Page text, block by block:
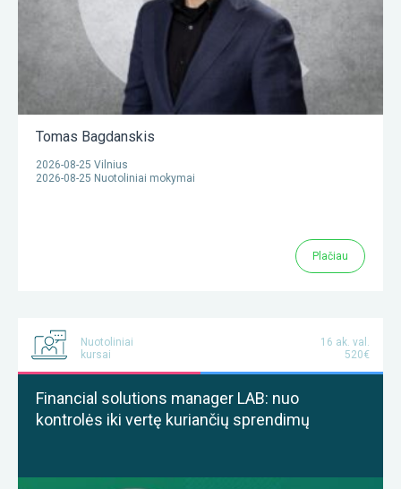
Tomas Bagdanskis
2026-08-25 Vilnius
2026-08-25 Nuotoliniai mokymai
Plačiau
Nuotoliniai
kursai
16 ak. val.
520€
Financial solutions manager LAB: nuo
kontrolės iki vertę kuriančių sprendimų